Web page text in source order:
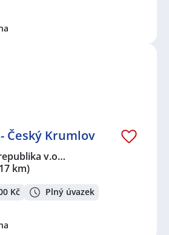
Český Krumlov
v.o…
km)
Kč Plný úvazek